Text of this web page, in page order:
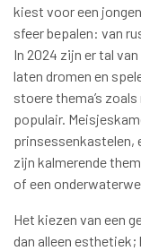
kiest voor een
sfeer bepalen: van
In 2024 zijn er tal
laten dromen en
stoere thema’s
populair.
prinsessenkastelen,
zijn kalmerende
of een
Het kiezen van een
dan alleen